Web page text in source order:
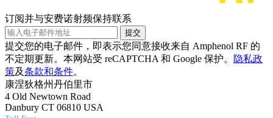
订阅并与安费诺射频保持联系
提交
提交您的电子邮件，即表示您同意接收来自 Amphenol RF 的
不定期更新。本网站受 reCAPTCHA 和 Google 保护。
隐私政
策及条款和条件。
康涅狄格州丹伯里市
4 Old Newtown Road
Danbury CT 06810 USA